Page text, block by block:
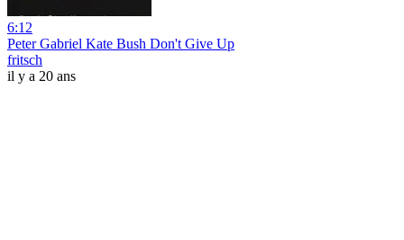
6:12
Peter Gabriel Kate Bush Don't Give Up
fritsch
il y a 20 ans